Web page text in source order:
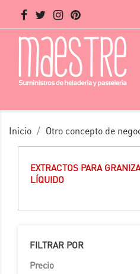
Inicio Otro concepto de
EXTRACTOS PARA
LÍQUIDO
FILTRAR POR
Precio